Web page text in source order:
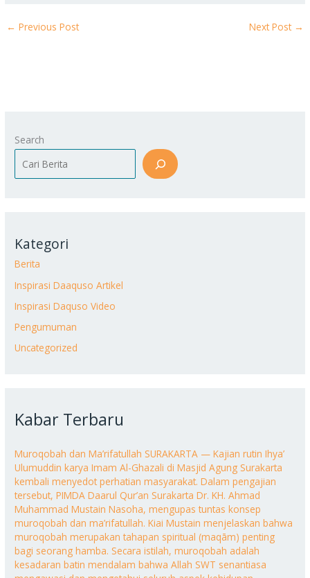
← Previous Post Next Post →
Search
Kategori
Berita
Inspirasi Daaquso Artikel
Inspirasi Daquso Video
Pengumuman
Uncategorized
Kabar Terbaru
Muroqobah dan Ma’rifatullah SURAKARTA — Kajian rutin Ihya’
Ulumuddin karya Imam Al-Ghazali di Masjid Agung Surakarta
kembali menyedot perhatian masyarakat. Dalam pengajian
tersebut, PIMDA Daarul Qur’an Surakarta Dr. KH. Ahmad
Muhammad Mustain Nasoha, mengupas tuntas konsep
muroqobah dan ma’rifatullah. Kiai Mustain menjelaskan bahwa
muroqobah merupakan tahapan spiritual (maqām) penting
bagi seorang hamba. Secara istilah, muroqobah adalah
kesadaran batin mendalam bahwa Allah SWT senantiasa